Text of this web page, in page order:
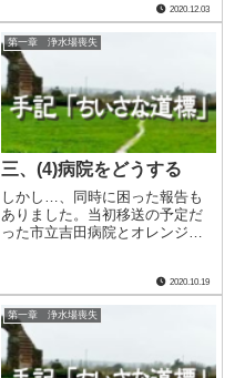
とで、私が外出したあとのこと
でした。私には、気持ちを落ち
着かせて行かなければならない
ところがあったのです。 それ
は、３日間の行方.....
2020.12.03
第一章 浄水場喪失
三、(4)病院をどうする
しかし…、同時に困った報告も
ありました。当初移送の予定だ
った市立吉田病院とオレンジ荘
いうＤＭＡＴの進言で中止とな
な水の量はかなりのものとなり
ます。しかもその.....
2020.10.19
第一章 浄水場喪失